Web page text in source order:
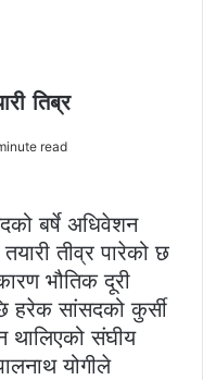
तिब्र
read
बर्षे अधिवेशन
तीव्र पारेको छ
भौतिक दूरी
हरेक सांसदको कुर्सी
थालिएको संघीय
योगीले